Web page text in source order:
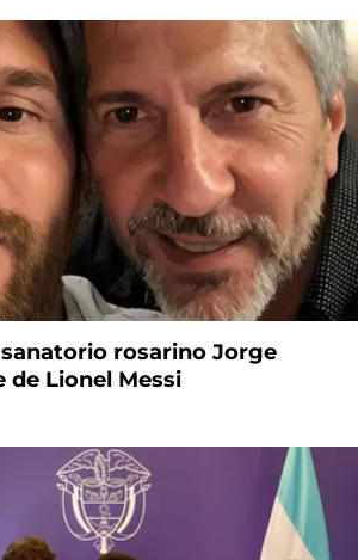
rosarino Jorge
de Lionel Messi